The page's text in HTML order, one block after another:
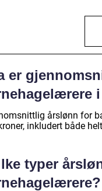
er
årslønn for
inkludert både
typer